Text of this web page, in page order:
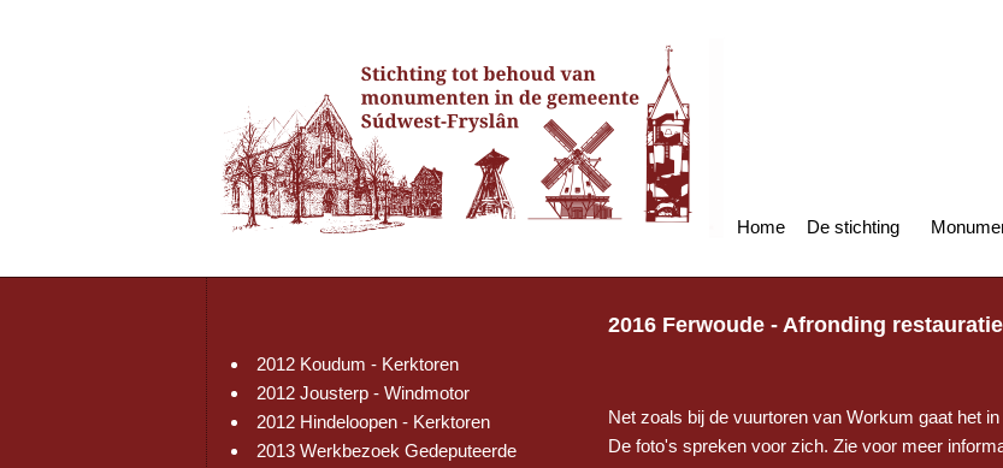
Home De stichting
2012 Koudum - Kerktoren
2012 Jousterp - Windmotor
2012 Hindeloopen - Kerktoren
2013 Werkbezoek Gedeputeerde
2016 Ferwoude - Afronding
Net zoals bij de vuurtoren van Workum gaat het
De foto's spreken voor zich. Zie voor meer